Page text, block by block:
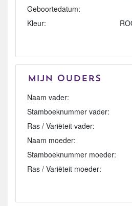
Geboortedatum:
Kleur:
Mijn Ouders
Naam vader:
Stamboeknummer vader:
Ras / Variëteit vader:
Naam moeder:
Stamboeknummer moeder:
Ras / Variëteit moeder: